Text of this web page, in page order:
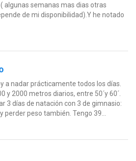
algunas semanas mas dias otras
de mi disponibilidad).Y he notado
a nadar prácticamente todos los días.
y 2000 metros diarios, entre 50´y 60´.
3 días de natación con 3 de gimnasio:
peso también. Tengo 39...